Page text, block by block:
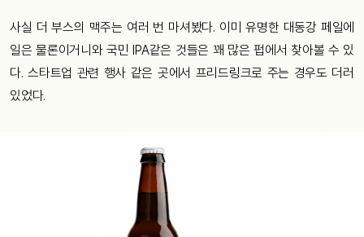
사실 더 부스의 맥주는 여러 번 마셔봤다. 이미 유명한 대동강 페일에
일은 물론이거니와 국민 IPA같은 것들은 꽤 많은 펍에서 찾아볼 수 있
다. 스타트업 관련 행사 같은 곳에서 프리드링크로 주는 경우도 더러
있었다.